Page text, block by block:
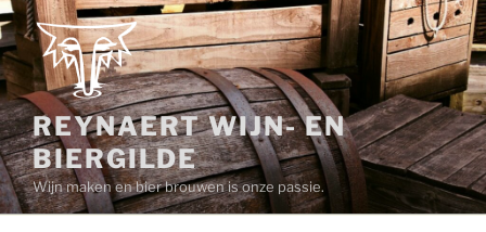
Spring
naar
de
inhoud
REYNAERT WIJN- EN
BIERGILDE
Wijn maken en bier brouwen is onze passie.